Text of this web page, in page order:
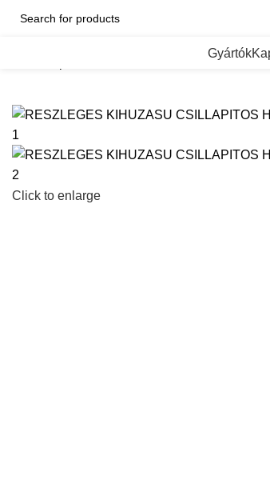
Gyártók
RESZLEGES KIHUZASU
Click to enlarge